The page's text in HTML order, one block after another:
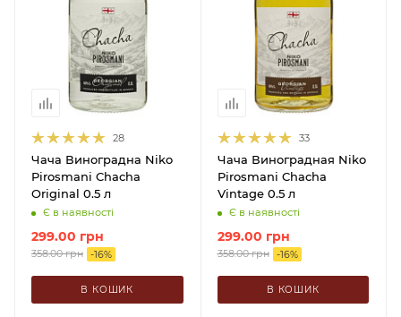
28
Чача Виноградна Niko
Pirosmani Chacha
Original 0.5 л
Є в наявності
299.00 грн
358.00грн -16%
В КОШИК
33
Чача Виноградная Niko
Pirosmani Chacha
Vintage 0.5 л
Є в наявності
299.00 грн
358.00грн -16%
В КОШИК